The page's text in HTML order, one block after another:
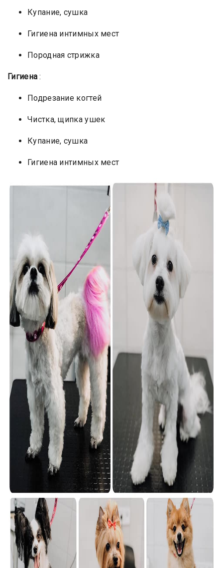
Купание, сушка
Гигиена интимных мест
Породная стрижка
Гигиена :
Подрезание когтей
Чистка, щипка ушек
Купание, сушка
Гигиена интимных мест